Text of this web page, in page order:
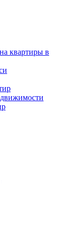
квартиры в